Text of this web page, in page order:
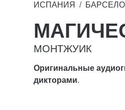
ИСПАНИЯ
МОНТЖУИК
Оригинальные
дикторами.